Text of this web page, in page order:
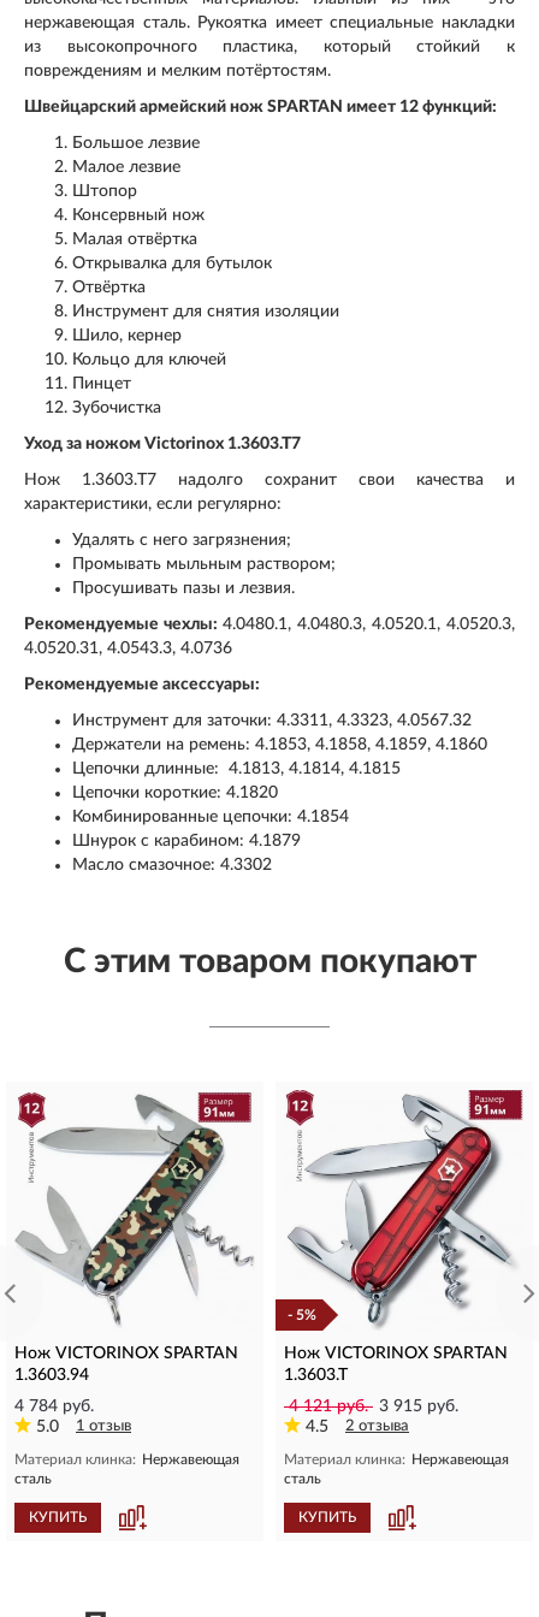
нержавеющая сталь. Рукоятка имеет специальные накладки
из высокопрочного пластика, который стойкий к
повреждениям и мелким потёртостям.
Швейцарский армейский нож SPARTAN имеет 12 функций:
Большое лезвие
Малое лезвие
Штопор
Консервный нож
Малая отвёртка
Открывалка для бутылок
Отвёртка
Инструмент для снятия изоляции
Шило, кернер
Кольцо для ключей
Пинцет
Зубочистка
Уход за ножом Victorinox 1.3603.T7
Нож 1.3603.T7 надолго сохранит свои качества и
характеристики, если регулярно:
Удалять с него загрязнения;
Промывать мыльным раствором;
Просушивать пазы и лезвия.
Рекомендуемые чехлы: 4.0480.1, 4.0480.3, 4.0520.1, 4.0520.3,
4.0520.31, 4.0543.3, 4.0736
Рекомендуемые аксессуары:
Инструмент для заточки: 4.3311, 4.3323, 4.0567.32
Держатели на ремень: 4.1853, 4.1858, 4.1859, 4.1860
Цепочки длинные: 4.1813, 4.1814, 4.1815
Цепочки короткие: 4.1820
Комбинированные цепочки: 4.1854
Шнурок с карабином: 4.1879
Масло смазочное: 4.3302
С этим товаром покупают
Нож VICTORINOX SPARTAN
1.3603.94
4 784 руб.
5.0
1 отзыв
Материал клинка: Нержавеющая
сталь
КУПИТЬ
- 5%
Нож VICTORINOX SPARTAN
1.3603.T
4 121 руб. 3 915 руб.
4.5
2 отзыва
Материал клинка: Нержавеющая
сталь
КУПИТЬ